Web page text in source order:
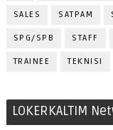
SALES SATPAM
SPG/SPB STAFF
TRAINEE TEKNISI
LOKERKALTIM